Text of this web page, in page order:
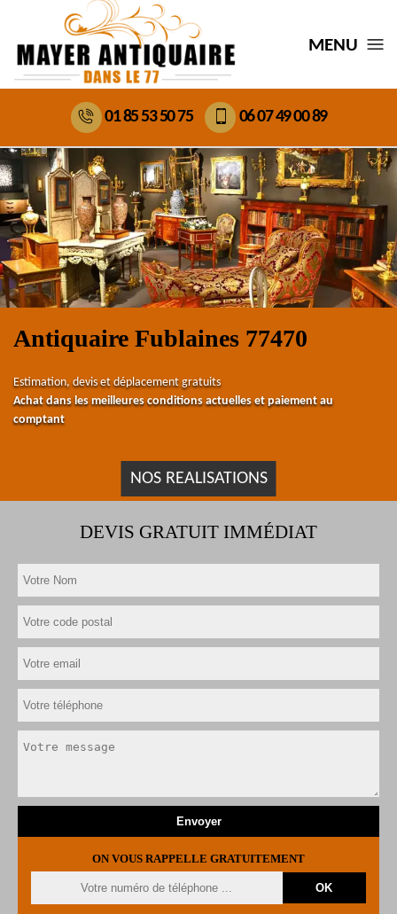
MENU
01 85 53 50 75 06 07 49 00 89
Antiquaire Fublaines 77470
Estimation, devis et déplacement gratuits
Achat dans les meilleures conditions actuelles et paiement au
comptant
NOS REALISATIONS
DEVIS GRATUIT IMMÉDIAT
ON VOUS RAPPELLE GRATUITEMENT